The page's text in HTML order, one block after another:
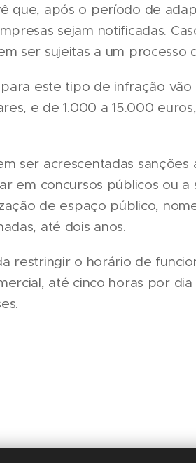
que, após o período de
sejam notificadas.
ser sujeitas a um processo
este tipo de infração vão
e de 1.000 a 15.000
ser acrescentadas sanções
em concursos públicos ou a
de espaço público,
até dois anos.
restringir o horário de
até cinco horas por